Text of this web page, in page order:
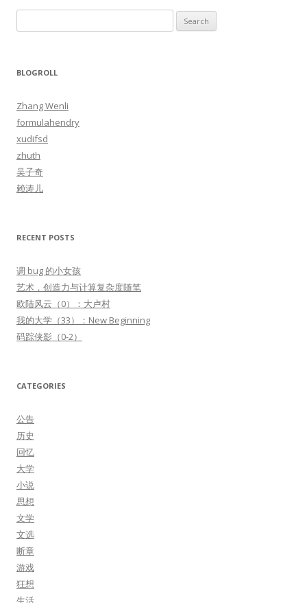
e
r
h
f
BLOGROLL
Zhang Wenli
formulahendry
xudifsd
zhuth
吴子奇
赖涛儿
RECENT POSTS
调 bug 的小女孩
艺术，创造力与计算复杂度随笔
欧陆风云（0）：大卢村
我的大学（33）：New Beginning
码踪侠影（0-2）
CATEGORIES
公告
历史
回忆
大学
小说
思想
文学
文选
断章
游戏
狂想
生活